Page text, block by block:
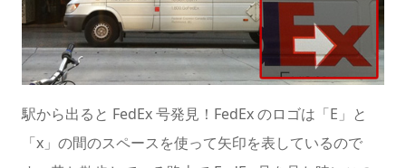
駅から出ると FedEx 号発見！FedEx のロゴは「E」と
「x」の間のスペースを使って矢印を表しているので